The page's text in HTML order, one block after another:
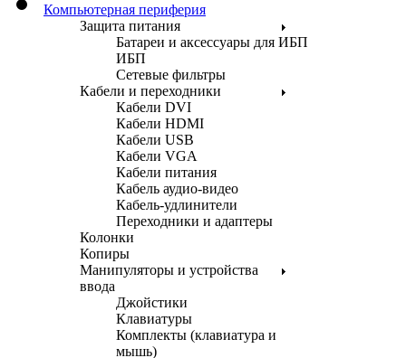
Компьютерная периферия
Защита питания
Батареи и аксессуары для ИБП
ИБП
Сетевые фильтры
Кабели и переходники
Кабели DVI
Кабели HDMI
Кабели USB
Кабели VGA
Кабели питания
Кабель аудио-видео
Кабель-удлинители
Переходники и адаптеры
Колонки
Копиры
Манипуляторы и устройства
ввода
Джойстики
Клавиатуры
Комплекты (клавиатура и
мышь)